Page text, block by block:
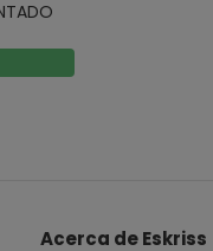
Acerca de Eskriss